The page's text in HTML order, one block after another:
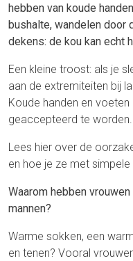
hebben van koude
bushalte, wandelen door
dekens: de kou kan echt
Een kleine troost: als je
aan de extremiteiten bij
Koude handen en
geaccepteerd te worden.
Lees hier over de
en hoe je ze met
Waarom hebben
mannen?
Warme sokken, een
en tenen? Vooral